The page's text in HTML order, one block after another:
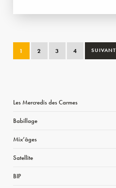
1 2 3 4 SUIVANT
Les Mercredis des Carmes
Babillage
Mix’âges
Satellite
BIP